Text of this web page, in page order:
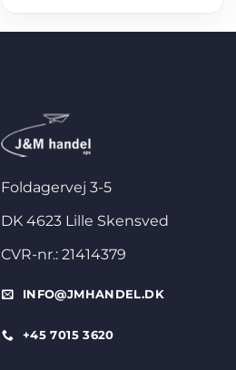
Foldagervej 3-5
DK 4623 Lille Skensved
CVR-nr.: 21414379
INFO@JMHANDEL.DK
+45 7015 3620